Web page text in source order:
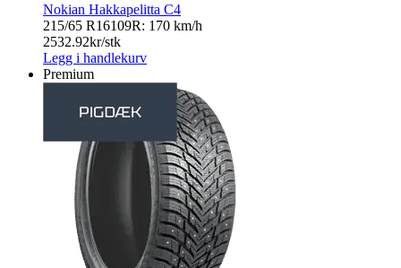
Nokian Hakkapelitta C4
215/65 R16109R: 170 km/h
2532.92kr/stk
Legg i handlekurv
Premium